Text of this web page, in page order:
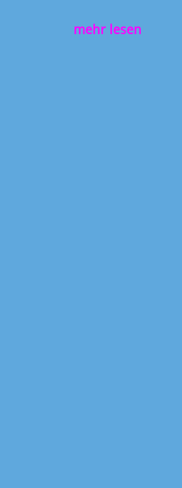
mehr lesen